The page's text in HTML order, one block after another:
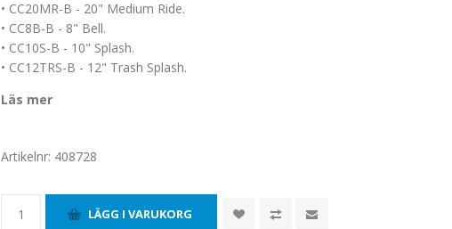
• CC20MR-B - 20" Medium Ride.
• CC8B-B - 8" Bell.
• CC10S-B - 10" Splash.
• CC12TRS-B - 12" Trash Splash.
Läs mer
Artikelnr: 408728